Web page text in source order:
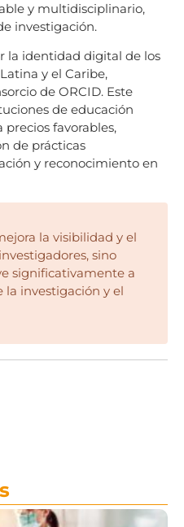
y multidisciplinario,
investigación.
la identidad digital de los
y el Caribe,
de ORCID. Este
de educación
precios favorables,
de prácticas
y reconocimiento en
la visibilidad y el
sino
significativamente a
la investigación y el